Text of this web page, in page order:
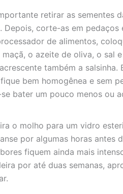
retirar as sementes
Depois, corte-as em pedaços
de alimentos,
o azeite de oliva, o sal
também a salsinha.
bem homogênea e sem
bater um pouco menos ou
o molho para um vidro
por algumas horas antes
fiquem ainda mais
por até duas semanas,